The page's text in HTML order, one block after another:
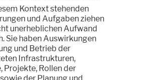
Kontext stehenden
und Aufgaben ziehen
unerheblichen Aufwand
Sie haben Auswirkungen
und Betrieb der
Infrastrukturen,
Projekte, Rollen der